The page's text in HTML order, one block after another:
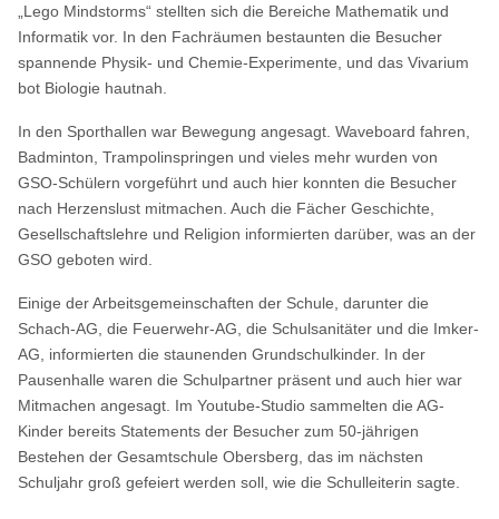
„Lego Mindstorms“ stellten sich die Bereiche Mathematik und
Informatik vor. In den Fachräumen bestaunten die Besucher
spannende Physik- und Chemie-Experimente, und das Vivarium
bot Biologie hautnah.
In den Sporthallen war Bewegung angesagt. Waveboard fahren,
Badminton, Trampolinspringen und vieles mehr wurden von
GSO-Schülern vorgeführt und auch hier konnten die Besucher
nach Herzenslust mitmachen. Auch die Fächer Geschichte,
Gesellschaftslehre und Religion informierten darüber, was an der
GSO geboten wird.
Einige der Arbeitsgemeinschaften der Schule, darunter die
Schach-AG, die Feuerwehr-AG, die Schulsanitäter und die Imker-
AG, informierten die staunenden Grundschulkinder. In der
Pausenhalle waren die Schulpartner präsent und auch hier war
Mitmachen angesagt. Im Youtube-Studio sammelten die AG-
Kinder bereits Statements der Besucher zum 50-jährigen
Bestehen der Gesamtschule Obersberg, das im nächsten
Schuljahr groß gefeiert werden soll, wie die Schulleiterin sagte.